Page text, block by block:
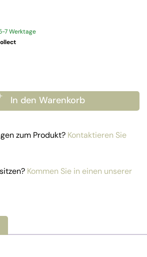
7 Werktage
In den Warenkorb
zum Produkt? Kontaktieren Sie
Kommen Sie in einen unserer